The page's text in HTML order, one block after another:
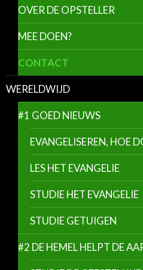
OVER DE OPSTELLER
MEE DOEN?
CONTACT
WERELDWIJD
#1 GOED NIEUWS
EVANGELISEREN, HOE
LES HET EVANGELIE
STUDIE HET EVANGELIE
STUDIE GETUIGEN
#2 DE HEMEL HELPT DE